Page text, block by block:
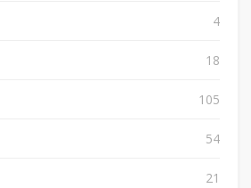
4
18
105
54
21